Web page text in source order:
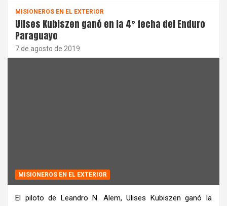
MISIONEROS EN EL EXTERIOR
Ulises Kubiszen ganó en la 4° fecha del Enduro
Paraguayo
7 de agosto de 2019
MISIONEROS EN EL EXTERIOR
El piloto de Leandro N. Alem, Ulises Kubiszen ganó la